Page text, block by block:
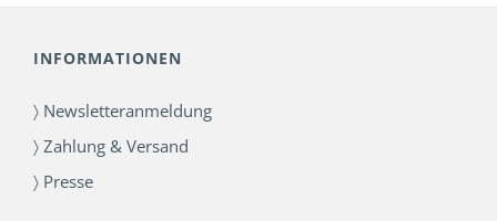
INFORMATIONEN
〉 Newsletteranmeldung
〉 Zahlung & Versand
〉 Presse